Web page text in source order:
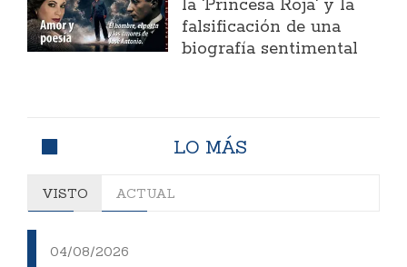
la 'Princesa Roja' y la
falsificación de una
biografía sentimental
LO MÁS
VISTO ACTUAL
04/08/2026